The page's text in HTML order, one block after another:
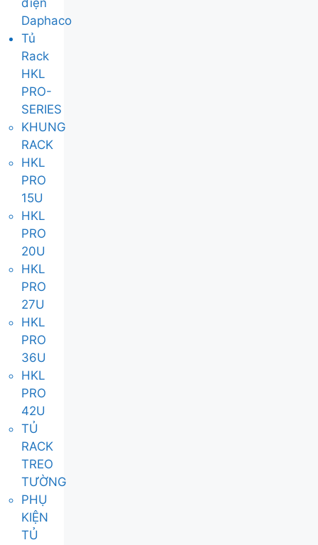
điện
Daphaco
Tủ
Rack
HKL
PRO-
SERIES
KHUNG
RACK
HKL
PRO
15U
HKL
PRO
20U
HKL
PRO
27U
HKL
PRO
36U
HKL
PRO
42U
TỦ
RACK
TREO
TƯỜNG
PHỤ
KIỆN
TỦ